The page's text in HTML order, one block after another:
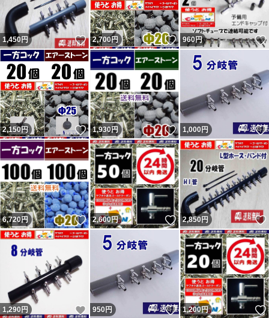
1,450円 いいね！
2,700円 いいね！
960円
2,150円 いいね！
1,930円 いいね！
1,000円
6,720円 いいね！
2,600円 いいね！
2,850円
1,290 円 いいね！
950円 いいね！
1,200円